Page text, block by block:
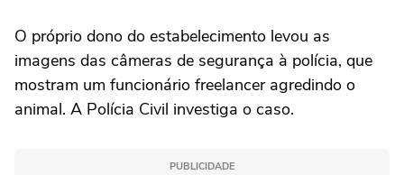
O próprio dono do estabelecimento levou as
imagens das câmeras de segurança à polícia, que
mostram um funcionário freelancer agredindo o
animal. A Polícia Civil investiga o caso.
PUBLICIDADE